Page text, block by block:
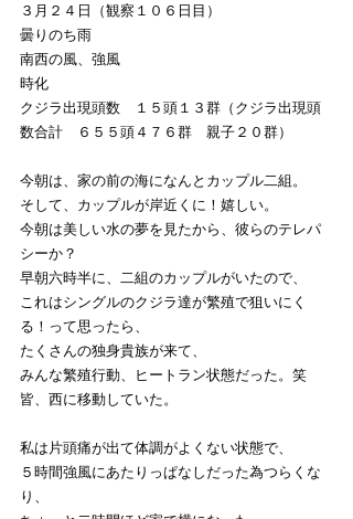
３月２４日（観察１０６日目）
曇りのち雨
南西の風、強風
時化
クジラ出現頭数　１５頭１３群（クジラ出現頭
数合計　６５５頭４７６群　親子２０群）
今朝は、家の前の海になんとカップル二組。
そして、カップルが岸近くに！嬉しい。
今朝は美しい水の夢を見たから、彼らのテレパ
シーか？
早朝六時半に、二組のカップルがいたので、
これはシングルのクジラ達が繁殖で狙いにく
る！って思ったら、
たくさんの独身貴族が来て、
みんな繁殖行動、ヒートラン状態だった。笑
皆、西に移動していた。
私は片頭痛が出て体調がよくない状態で、
５時間強風にあたりっぱなしだった為つらくな
り、